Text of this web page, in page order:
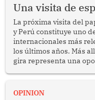
Una visita de
La próxima visita del
y Perú constituye uno
internacionales más
los últimos años. Más
gira representa una
enfrenta desafíos en
OPINION